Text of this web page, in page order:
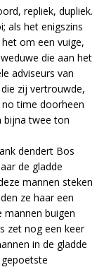
repliek, dupliek.
als het enigszins
om een vuige,
die aan het
adviseurs van
zij vertrouwde,
time doorheen
bijna twee ton
dendert Bos
de gladde
mannen steken
ze haar een
mannen buigen
zet nog een keer
in de gladde